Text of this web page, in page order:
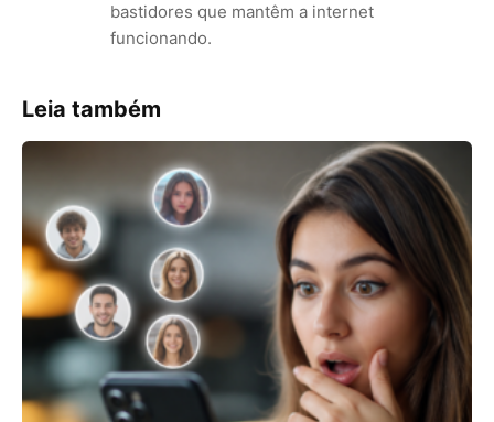
bastidores que mantêm a internet
funcionando.
Leia também